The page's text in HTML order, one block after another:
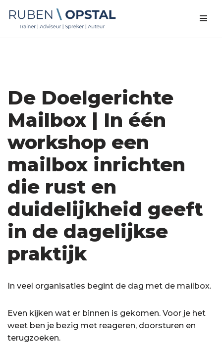
De Doelgerichte
Mailbox | In één
workshop een
mailbox inrichten
die rust en
duidelijkheid geeft
in de dagelijkse
praktijk
In veel organisaties begint de dag met de mailbox.
Even kijken wat er binnen is gekomen. Voor je het
weet ben je bezig met reageren, doorsturen en
terugzoeken.